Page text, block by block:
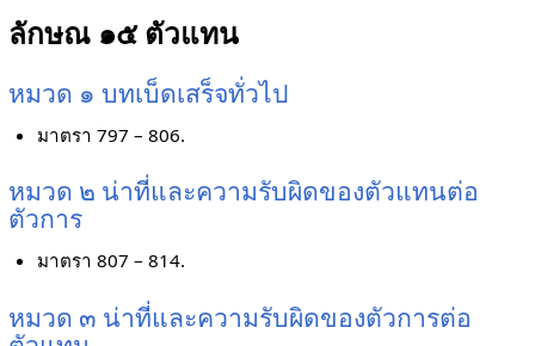
ลักษณ ๑๕ ตัวแทน
หมวด ๑ บทเบ็ดเสร็จทั่วไป
มาตรา 797 – 806.
หมวด ๒ น่าที่และความรับผิดของตัวแทนต่อ
ตัวการ
มาตรา 807 – 814.
หมวด ๓ น่าที่และความรับผิดของตัวการต่อ